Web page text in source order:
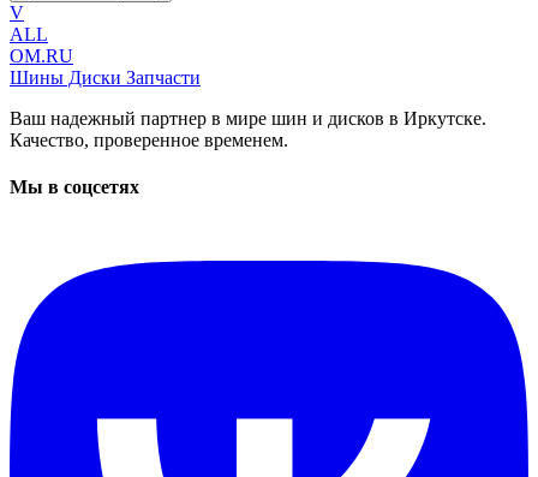
V
ALL
OM.RU
Шины Диски Запчасти
Ваш надежный партнер в мире шин и дисков в Иркутске.
Качество, проверенное временем.
Мы в соцсетях